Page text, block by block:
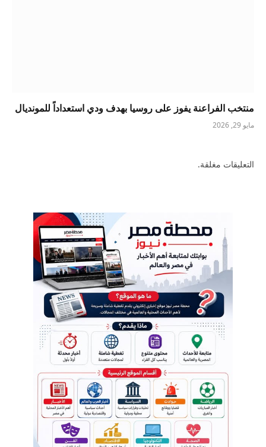
منتخب الفراعنة يفوز على روسيا بهدف ودي استعداداً للمونديال
مايو 29, 2026
التعليقات مغلقة.